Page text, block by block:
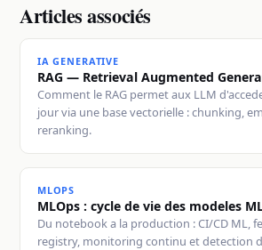
Articles associés
IA GENERATIVE
RAG — Retrieval Augmented
Comment le RAG permet aux LLM
jour via une base vectorielle : chunking,
reranking.
MLOPS
MLOps : cycle de vie des modeles
Du notebook a la production : CI/CD ML,
registry, monitoring continu et detection